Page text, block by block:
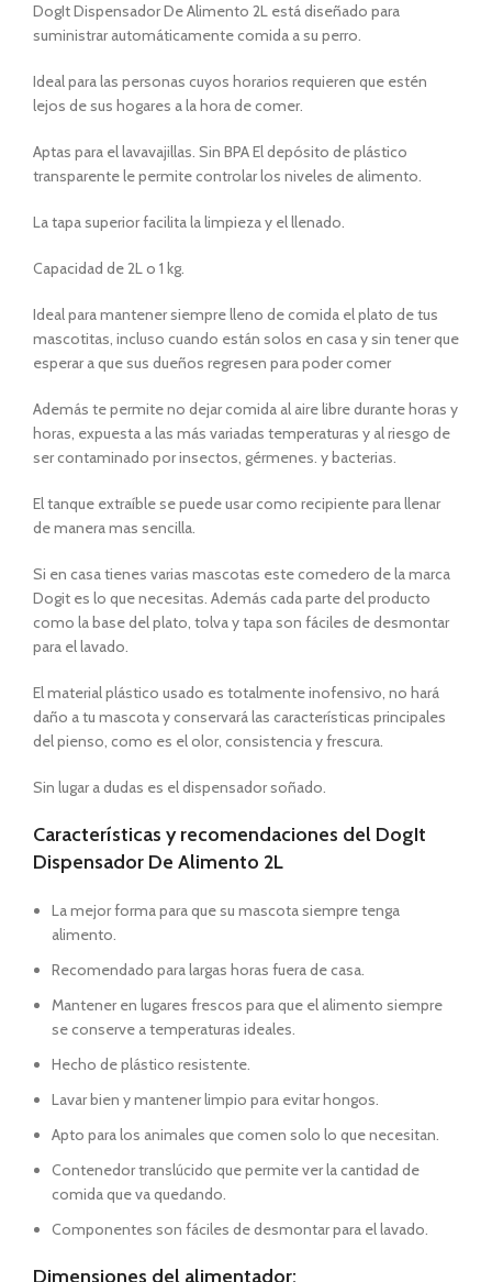
DogIt Dispensador De Alimento 2L está diseñado para
suministrar automáticamente comida a su perro.
Ideal para las personas cuyos horarios requieren que estén
lejos de sus hogares a la hora de comer.
Aptas para el lavavajillas. Sin BPA El depósito de plástico
transparente le permite controlar los niveles de alimento.
La tapa superior facilita la limpieza y el llenado.
Capacidad de 2L o 1 kg.
Ideal para mantener siempre lleno de comida el plato de tus
mascotitas, incluso cuando están solos en casa y sin tener que
esperar a que sus dueños regresen para poder comer
Además te permite no dejar comida al aire libre durante horas y
horas, expuesta a las más variadas temperaturas y al riesgo de
ser contaminado por insectos, gérmenes. y bacterias.
El tanque extraíble se puede usar como recipiente para llenar
de manera mas sencilla.
Si en casa tienes varias mascotas este comedero de la marca
Dogit es lo que necesitas. Además cada parte del producto
como la base del plato, tolva y tapa son fáciles de desmontar
para el lavado.
El material plástico usado es totalmente inofensivo, no hará
daño a tu mascota y conservará las características principales
del pienso, como es el olor, consistencia y frescura.
Sin lugar a dudas es el dispensador soñado.
Características y recomendaciones del DogIt
Dispensador De Alimento 2L
La mejor forma para que su mascota siempre tenga
alimento.
Recomendado para largas horas fuera de casa.
Mantener en lugares frescos para que el alimento siempre
se conserve a temperaturas ideales.
Hecho de plástico resistente.
Lavar bien y mantener limpio para evitar hongos.
Apto para los animales que comen solo lo que necesitan.
Contenedor translúcido que permite ver la cantidad de
comida que va quedando.
Componentes son fáciles de desmontar para el lavado.
Dimensiones del alimentador: